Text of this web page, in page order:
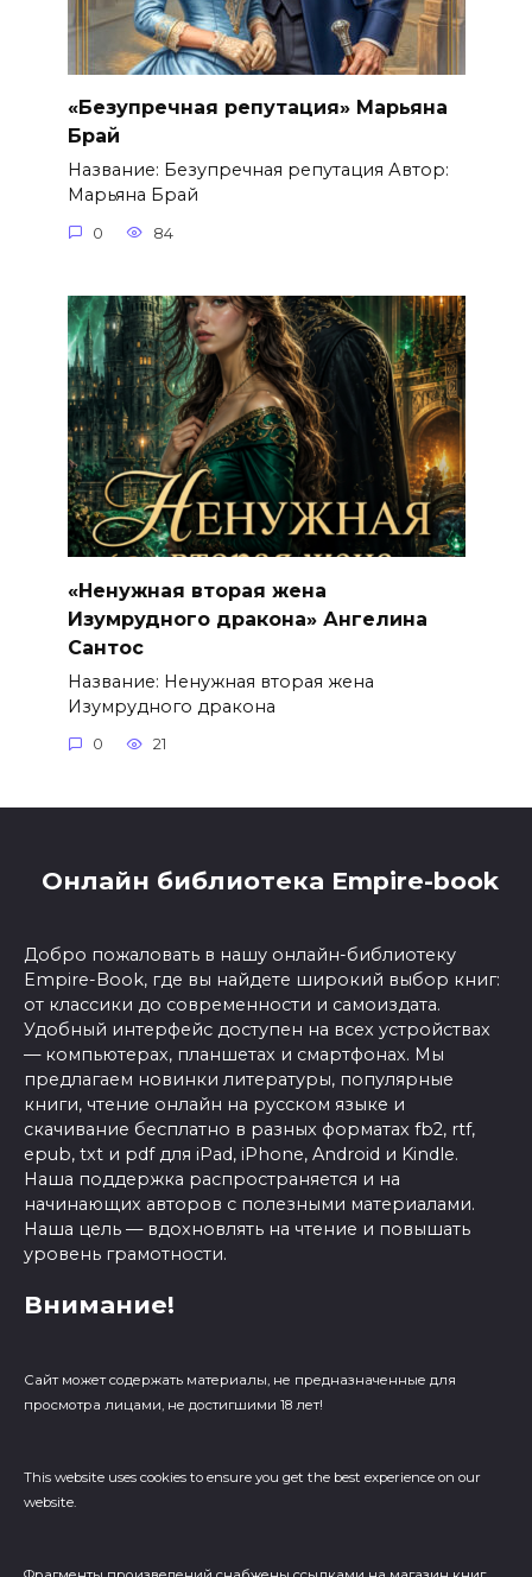
«Безупречная репутация» Марьяна
Брай
Название: Безупречная репутация Автор:
Марьяна Брай
0 84
«Ненужная вторая жена
Изумрудного дракона» Ангелина
Сантос
Название: Ненужная вторая жена
Изумрудного дракона
0 21
Онлайн библиотека Empire-book
Добро пожаловать в нашу онлайн-библиотеку
Empire-Book, где вы найдете широкий выбор книг:
от классики до современности и самоиздата.
Удобный интерфейс доступен на всех устройствах
— компьютерах, планшетах и смартфонах. Мы
предлагаем новинки литературы, популярные
книги, чтение онлайн на русском языке и
скачивание бесплатно в разных форматах fb2, rtf,
epub, txt и pdf для iPad, iPhone, Android и Kindle.
Наша поддержка распространяется и на
начинающих авторов с полезными материалами.
Наша цель — вдохновлять на чтение и повышать
уровень грамотности.
Внимание!
Сайт может содержать материалы, не предназначенные для
просмотра лицами, не достигшими 18 лет!
This website uses cookies to ensure you get the best experience on our
website.